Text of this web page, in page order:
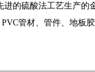
进的硫酸法工艺生产的
管材、管件、地板